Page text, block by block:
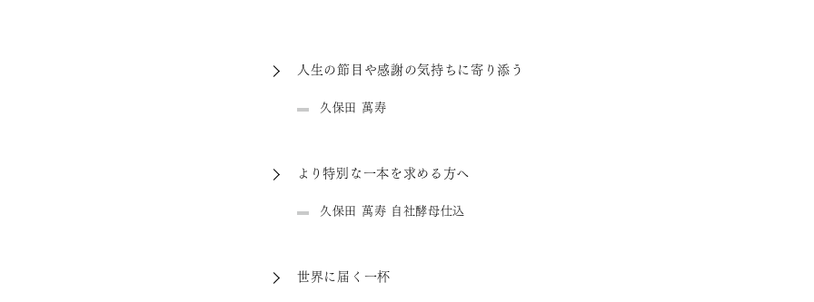
人生の節目や感謝の気持ちに寄り添う
久保田 萬寿
より特別な一本を求める方へ
久保田 萬寿 自社酵母仕込
世界に届く一杯